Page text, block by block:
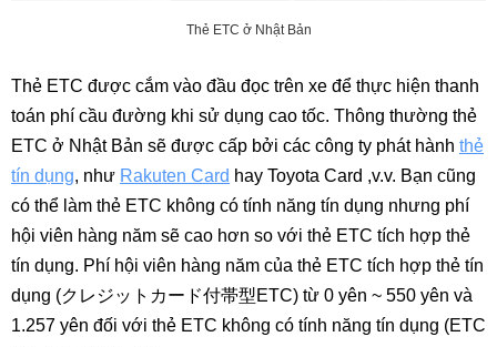
Thẻ ETC ở Nhật Bản
Thẻ ETC được cắm vào đầu đọc trên xe để thực hiện thanh
toán phí cầu đường khi sử dụng cao tốc. Thông thường thẻ
ETC ở Nhật Bản sẽ được cấp bởi các công ty phát hành thẻ
tín dụng, như Rakuten Card hay Toyota Card ,v.v. Bạn cũng
có thể làm thẻ ETC không có tính năng tín dụng nhưng phí
hội viên hàng năm sẽ cao hơn so với thẻ ETC tích hợp thẻ
tín dụng. Phí hội viên hàng năm của thẻ ETC tích hợp thẻ tín
dụng (クレジットカード付帯型ETC) từ 0 yên ~ 550 yên và
1.257 yên đối với thẻ ETC không có tính năng tín dụng (ETC